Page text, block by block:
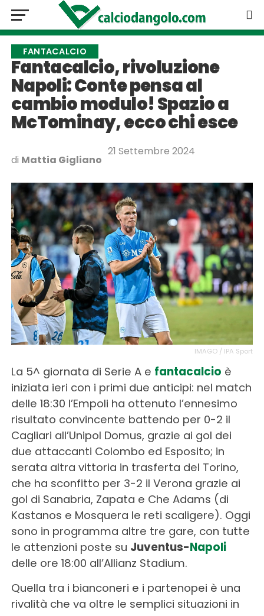
FANTACALCIO
Fantacalcio, rivoluzione
Napoli: Conte pensa al
cambio modulo! Spazio a
McTominay, ecco chi esce
di Mattia Gigliano
21 Settembre 2024
IMAGO / IPA Sport
La 5^ giornata di Serie A e fantacalcio è
iniziata ieri con i primi due anticipi: nel match
delle 18:30 l’Empoli ha ottenuto l’ennesimo
risultato convincente battendo per 0-2 il
Cagliari all’Unipol Domus, grazie ai gol dei
due attaccanti Colombo ed Esposito; in
serata altra vittoria in trasferta del Torino,
che ha sconfitto per 3-2 il Verona grazie ai
gol di Sanabria, Zapata e Che Adams (di
Kastanos e Mosquera le reti scaligere). Oggi
sono in programma altre tre gare, con tutte
le attenzioni poste su Juventus-Napoli
delle ore 18:00 all’Allianz Stadium.
Quella tra i bianconeri e i partenopei è una
rivalità che va oltre le semplici situazioni in